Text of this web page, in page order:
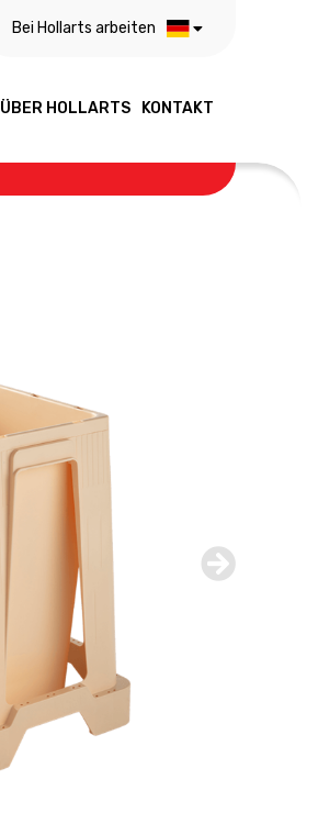
Bei Hollarts arbeiten
ÜBER HOLLARTS KONTAKT